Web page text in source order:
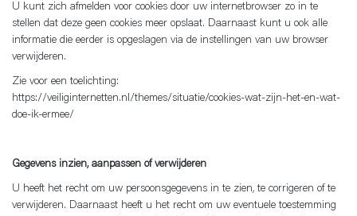
U kunt zich afmelden voor cookies door uw internetbrowser zo in te
stellen dat deze geen cookies meer opslaat. Daarnaast kunt u ook alle
informatie die eerder is opgeslagen via de instellingen van uw browser
verwijderen.
Zie voor een toelichting:
https://veiliginternetten.nl/themes/situatie/cookies-wat-zijn-het-en-wat-
doe-ik-ermee/
Gegevens inzien, aanpassen of verwijderen
U heeft het recht om uw persoonsgegevens in te zien, te corrigeren of te
verwijderen. Daarnaast heeft u het recht om uw eventuele toestemming